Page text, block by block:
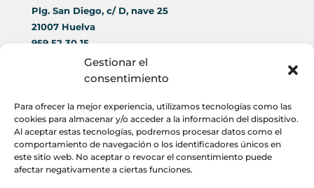
Gestionar el
consentimiento
Para ofrecer la mejor experiencia, utilizamos tecnologías como las
cookies para almacenar y/o acceder a la información del dispositivo.
Al aceptar estas tecnologías, podremos procesar datos como el
comportamiento de navegación o los identificadores únicos en
este sitio web. No aceptar o revocar el consentimiento puede
afectar negativamente a ciertas funciones.
Plg. San Diego, c/ D, nave 25
21007 Huelva
959 52 30 15
644 42 69 89
contacto@acorim.es
HORARIO
Lunes a Viernes
9:00 a 14:00